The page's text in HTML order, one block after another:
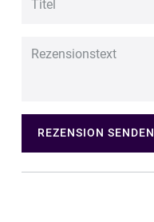
REZENSION SENDEN